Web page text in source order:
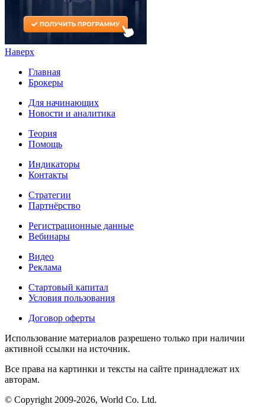
Наверх
Главная
Брокеры
Для начинающих
Новости и аналитика
Теория
Помощь
Индикаторы
Контакты
Стратегии
Партнёрство
Регистрационные данные
Вебинары
Видео
Реклама
Стартовый капитал
Условия пользования
Договор оферты
Использование материалов разрешено только при наличии
активной ссылки на источник.
Все права на картинки и тексты на сайте принадлежат их
авторам.
© Copyright 2009-2026, World Co. Ltd.